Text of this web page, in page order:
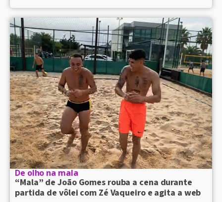
De olho na mala
“Mala” de João Gomes rouba a cena durante
partida de vôlei com Zé Vaqueiro e agita a web